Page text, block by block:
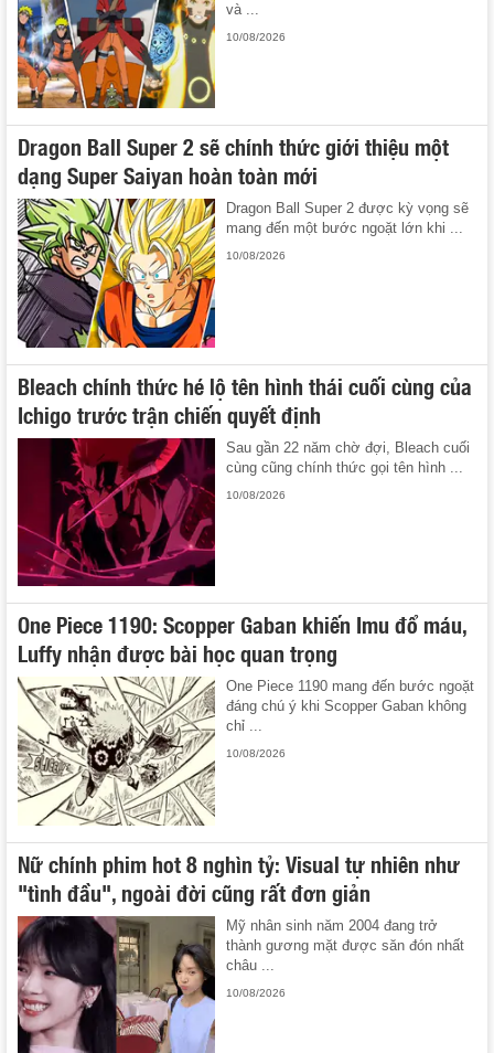
và ...
10/08/2026
Dragon Ball Super 2 sẽ chính thức giới thiệu một
dạng Super Saiyan hoàn toàn mới
Dragon Ball Super 2 được kỳ vọng sẽ
mang đến một bước ngoặt lớn khi ...
10/08/2026
Bleach chính thức hé lộ tên hình thái cuối cùng của
Ichigo trước trận chiến quyết định
Sau gần 22 năm chờ đợi, Bleach cuối
cùng cũng chính thức gọi tên hình ...
10/08/2026
One Piece 1190: Scopper Gaban khiến Imu đổ máu,
Luffy nhận được bài học quan trọng
One Piece 1190 mang đến bước ngoặt
đáng chú ý khi Scopper Gaban không
chỉ ...
10/08/2026
Nữ chính phim hot 8 nghìn tỷ: Visual tự nhiên như
"tình đầu", ngoài đời cũng rất đơn giản
Mỹ nhân sinh năm 2004 đang trở
thành gương mặt được săn đón nhất
châu ...
10/08/2026